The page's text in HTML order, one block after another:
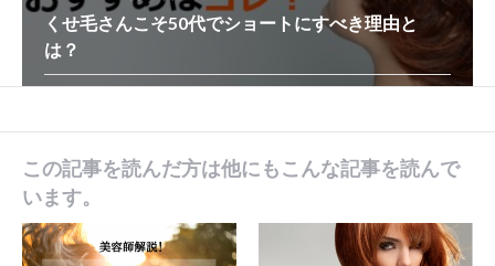
くせ毛さんこそ50代でショートにすべき理由と
は？
この記事を読んだ方は他にもこんな記事を読んで
います。